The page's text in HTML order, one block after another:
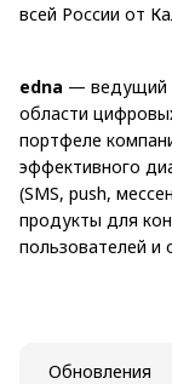
всей России от
edna — ведущий
области
портфеле
эффективного
(SMS, push,
продукты для
пользователей и
Обновления